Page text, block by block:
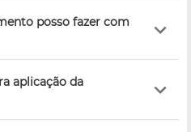
posso fazer com
aplicação da